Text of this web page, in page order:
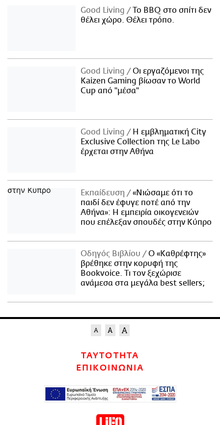
Good Living
Το BBQ στο σπίτι δεν
θέλει χώρο. Θέλει τρόπο.
Good Living
Οι εργαζόμενοι της
Kaizen Gaming βίωσαν το World
Cup από "μέσα"
Good Living
Η εμβληματική City
Exclusive Collection της Le Labo
έρχεται στην Αθήνα
Εκπαίδευση
«Νιώσαμε ότι το
παιδί δεν έφυγε ποτέ από την
Αθήνα»: Η εμπειρία οικογενειών
που επέλεξαν σπουδές στην Κύπρο
Οδηγός Βιβλίου
Ο «Καθρέφτης»
βρέθηκε στην κορυφή της
Bookvoice. Τι τον ξεχώρισε
ανάμεσα στα μεγάλα best sellers;
ΤΑΥΤΟΤΗΤΑ
ΕΠΙΚΟΙΝΩΝΙΑ